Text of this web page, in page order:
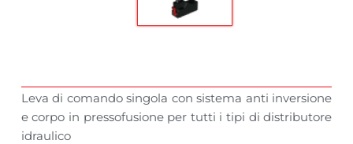
Leva di comando singola con sistema anti inversione
e corpo in pressofusione per tutti i tipi di distributore
idraulico